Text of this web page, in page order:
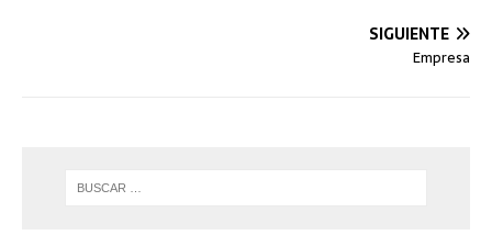
SIGUIENTE
Empresa